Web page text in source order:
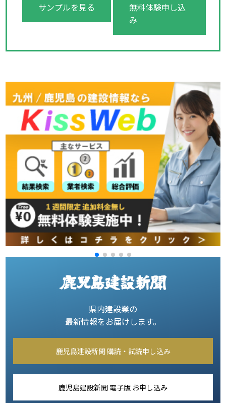
サンプルを見る
無料体験申し込
み
県内建設業の
最新情報をお届けします。
鹿児島建設新聞 購読・試読申し込み
鹿児島建設新聞 電子版 お申し込み